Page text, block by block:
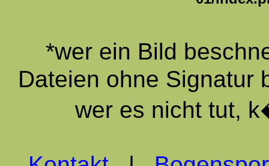
*wer ein Bild
Dateien ohne Signatur
wer es nicht tut,